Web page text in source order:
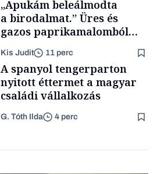
„Apukám beleálmodta
a birodalmat.” Üres és
gazos paprikamalomból
lett az igazi családi
fűszersztori
Kis Judit 11 perc
A spanyol tengerparton
nyitott éttermet a magyar
családi vállalkozás
G. Tóth Ilda 4 perc